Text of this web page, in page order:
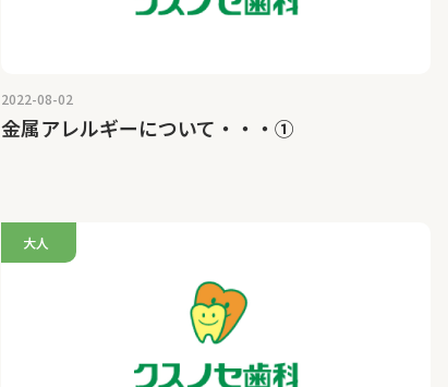
2022-08-02
金属アレルギーについて・・・①
大人